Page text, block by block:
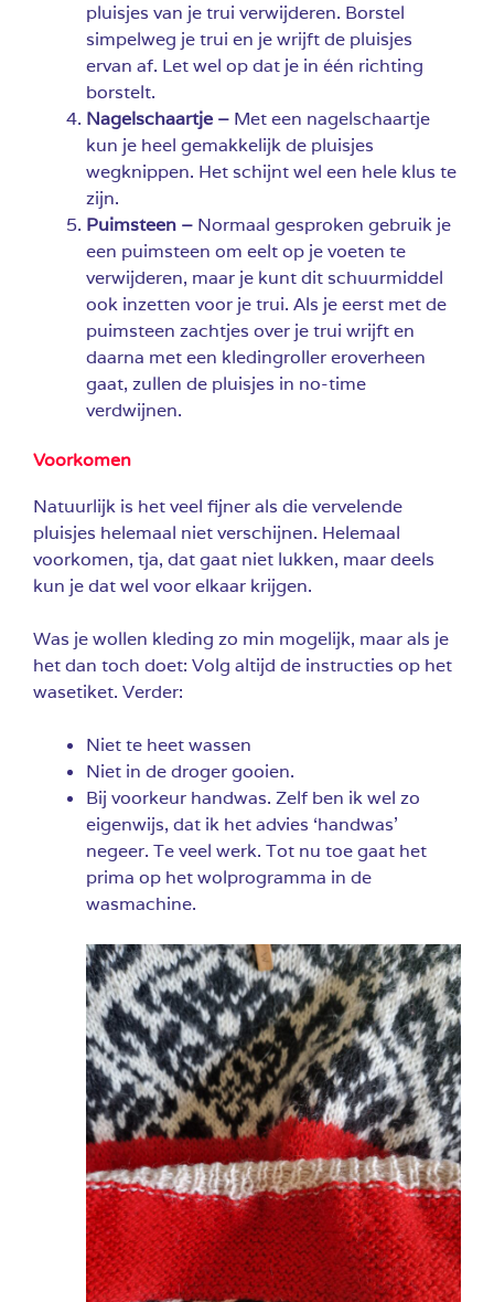
pluisjes van je trui verwijderen. Borstel
simpelweg je trui en je wrijft de pluisjes
ervan af. Let wel op dat je in één richting
borstelt.
Nagelschaartje – Met een nagelschaartje
kun je heel gemakkelijk de pluisjes
wegknippen. Het schijnt wel een hele klus te
zijn.
Puimsteen – Normaal gesproken gebruik je
een puimsteen om eelt op je voeten te
verwijderen, maar je kunt dit schuurmiddel
ook inzetten voor je trui. Als je eerst met de
puimsteen zachtjes over je trui wrijft en
daarna met een kledingroller eroverheen
gaat, zullen de pluisjes in no-time
verdwijnen.
Voorkomen
Natuurlijk is het veel fijner als die vervelende
pluisjes helemaal niet verschijnen. Helemaal
voorkomen, tja, dat gaat niet lukken, maar deels
kun je dat wel voor elkaar krijgen.
Was je wollen kleding zo min mogelijk, maar als je
het dan toch doet: Volg altijd de instructies op het
wasetiket. Verder:
Niet te heet wassen
Niet in de droger gooien.
Bij voorkeur handwas. Zelf ben ik wel zo
eigenwijs, dat ik het advies ‘handwas’
negeer. Te veel werk. Tot nu toe gaat het
prima op het wolprogramma in de
wasmachine.